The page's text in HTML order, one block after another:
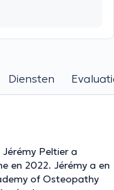
Diensten
Peltier a
en 2022. Jérémy a en
of Osteopathy